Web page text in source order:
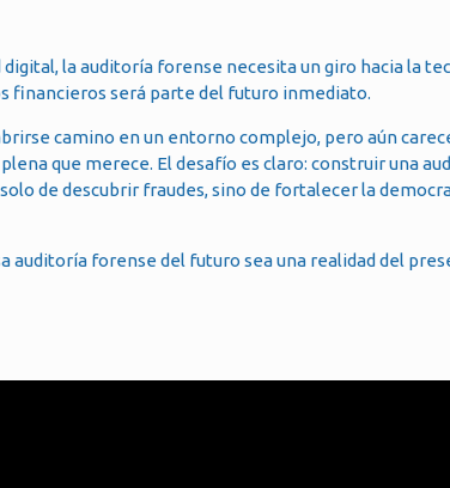
la auditoría forense necesita un giro hacia la
financieros será parte del futuro inmediato.
camino en un entorno complejo, pero aún
que merece. El desafío es claro: construir una
de descubrir fraudes, sino de fortalecer la
auditoría forense del futuro sea una realidad del